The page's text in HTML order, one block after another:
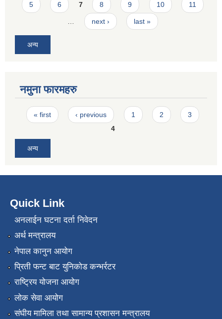
5 6 7 8 9 10 11
… next › last »
अन्य
नमुना फारमहरु
Pages
« first ‹ previous 1 2
3
4
अन्य
Quick Link
अनलाईन घटना दर्ता निवेदन
अर्थ मन्त्रालय
नेपाल कानुन आयोग
प्रिती फन्ट बाट युनिकोड कन्भर्रटर
राष्ट्रिय योजना आयोग
लोक सेवा आयोग
संघीय मामिला तथा सामान्य प्रशासन मन्त्रालय